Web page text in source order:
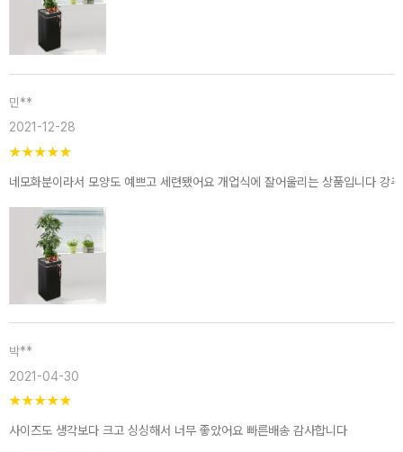
민**
2021-12-28
★★★★★
네모화분이라서 모양도 예쁘고 세련됐어요 개업식에 잘어울리는 상품입니다 강
박**
2021-04-30
★★★★★
사이즈도 생각보다 크고 싱싱해서 너무 좋았어요 빠른배송 감사합니다